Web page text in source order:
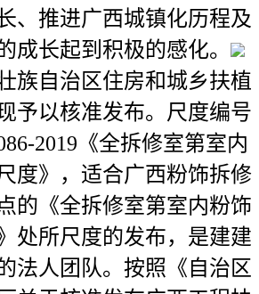
、推进广西城镇化历程及
成长起到积极的感化。
族自治区住房和城乡扶植
予以核准发布。尺度编号
2019《全拆修室第室内
度》，适合广西粉饰拆修
的《全拆修室第室内粉饰
处所尺度的发布，是建建
法人团队。按照《自治区